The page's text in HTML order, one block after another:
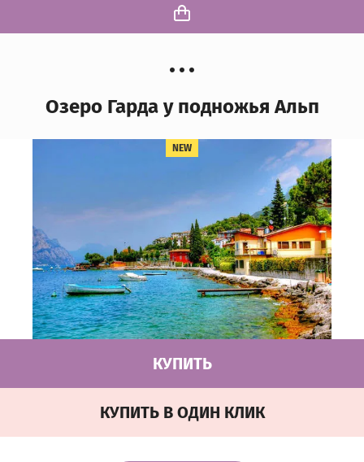
Озеро Гарда у подножья Альп
NEW
КУПИТЬ
КУПИТЬ В ОДИН КЛИК